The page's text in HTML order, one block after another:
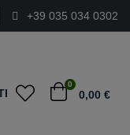
+39 035 034 0302
0
0,00 €